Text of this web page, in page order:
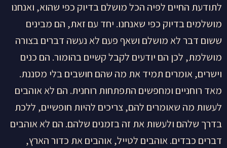
לתודעת החיים לפיה הכל מושלם בדיוק כפי שהוא, ואנחנו
מושלמים בדיוק כפי שאנחנו. יחד עם זאת, הם מבינים
ששום דבר לא מושלם ושאף פעם לא נעשה דברים בצורה
מושלמת, לכן הם יודעים לקבל קשיים בהומור. הם כנים
וישרים, אומרים תמיד את מה שהם חושבים בלי מסננת.
מאד רוחניים ומחפשים התפתחות רוחנית. הם לא אוהבים
לעשות מה שאומרים להם, צריכים להיות חופשיים, ללכת
בדרך שלהם ולעשות את זה בזמנים שלהם. הם לא אוהבים
דברים כבדים. אוהבים לטייל, אוהבים את כדור הארץ,